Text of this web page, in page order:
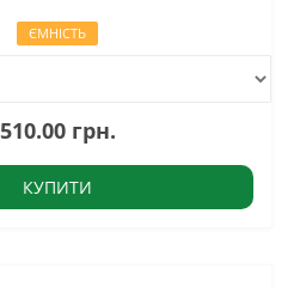
ЄМНІСТЬ
510.00 грн.
КУПИТИ